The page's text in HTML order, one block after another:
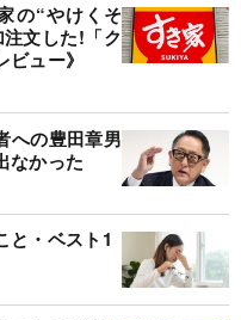
の“やけくそ
文した!「ク
ュー》
への豊田章男
なかった
と・ベスト1